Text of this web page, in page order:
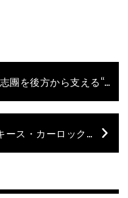
【Set Up】叶 亜樹良｜氣志團を後方から支える“守護神”の堅牢なるドラム・セット
TOTOツアー参加で再注目｜キース・カーロックが語ったジェフ・ポーカロの偉大さ【2014年アーカイブ】